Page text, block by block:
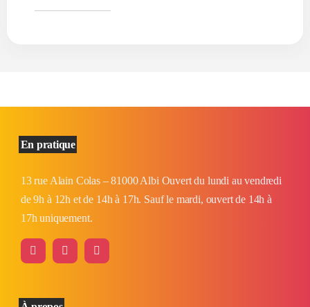
En pratique
13 rue Alain Colas – 81000 Albi Ouvert du lundi au vendredi
de 9h à 12h et de 14h à 17h. Sauf le mardi, ouvert de 14h à
17h uniquement.